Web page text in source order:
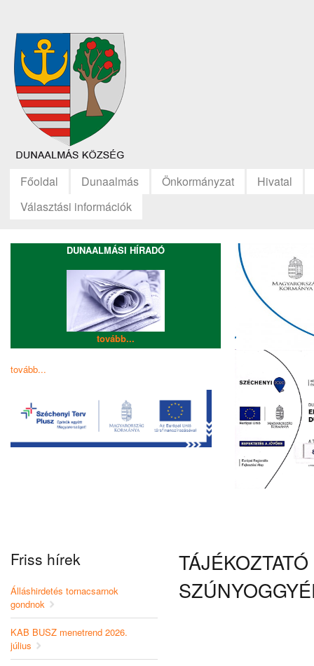
Főoldal Dunaalmás Önkormányzat
Hivatal
Választási információk
DUNAALMÁSI HÍRADÓ
tovább...
tovább...
Friss hírek
Álláshirdetés tornacsarnok
gondnok
KAB BUSZ menetrend 2026.
július